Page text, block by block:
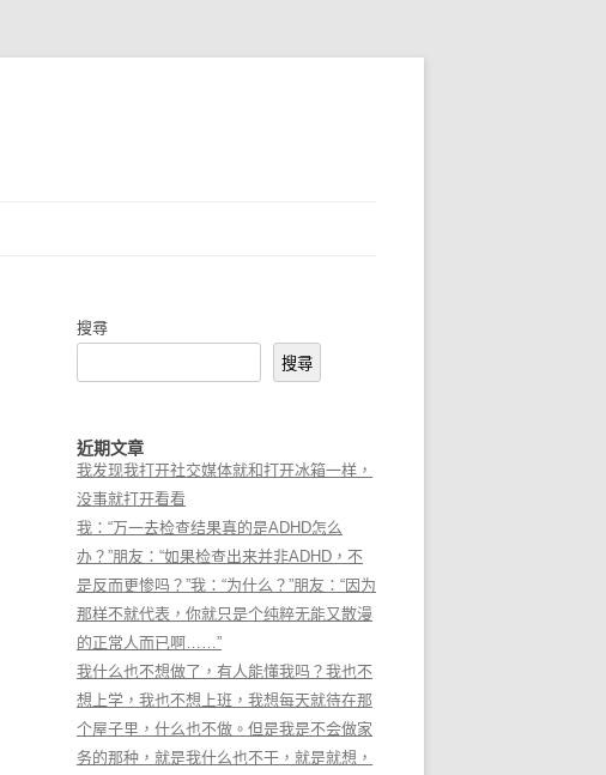
搜尋
搜尋
近期文章
我发现我打开社交媒体就和打开冰箱一样，
没事就打开看看
我：“万一去检查结果真的是ADHD怎么
办？”朋友：“如果检查出来并非ADHD，不
是反而更惨吗？”我：“为什么？”朋友：“因为
那样不就代表，你就只是个纯粹无能又散漫
的正常人而已啊……”
我什么也不想做了，有人能懂我吗？我也不
想上学，我也不想上班，我想每天就待在那
个屋子里，什么也不做。但是我是不会做家
务的那种，就是我什么也不干，就是就想，